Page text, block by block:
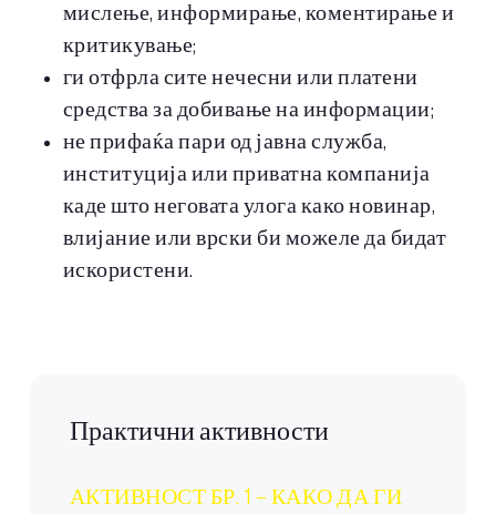
мислење, информирање, коментирање и
критикување;
ги отфрла сите нечесни или платени
средства за добивање на информации;
не прифаќа пари од јавна служба,
институција или приватна компанија
каде што неговата улога како новинар,
влијание или врски би можеле да бидат
искористени.
Практични активности
АКТИВНОСТ БР. 1 – КАКО ДА ГИ